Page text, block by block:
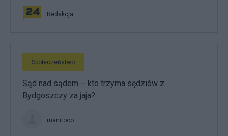
Redakcja
Społeczeństwo
Sąd nad sądem – kto trzyma sędziów z
Bydgoszczy za jaja?
manitooo